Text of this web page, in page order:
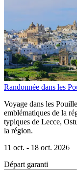
Randonnée dans les
Voyage dans les
emblématiques de la
typiques de Lecce,
la région.
11 oct. - 18 oct. 2026
Départ garanti